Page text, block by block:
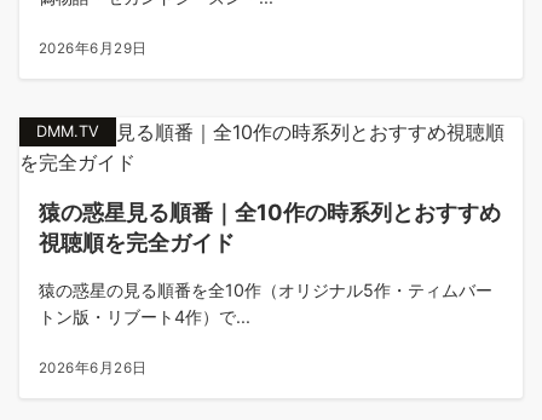
2026年6月29日
DMM.TV
猿の惑星見る順番｜全10作の時系列とおすすめ
視聴順を完全ガイド
猿の惑星の見る順番を全10作（オリジナル5作・ティムバー
トン版・リブート4作）で...
2026年6月26日